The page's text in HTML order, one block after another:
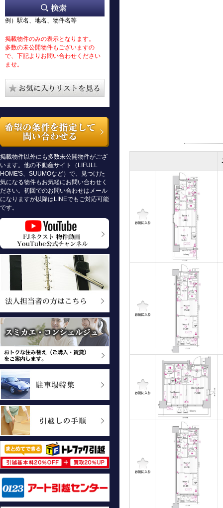
例）駅名、地名、物件名等
掲載物件のみの表示となります。
多数の未公開物件もございますの
で、下記よりお問い合わせください
ませ。
掲載物件以外にも多数未公開物件がござ
います。他の不動産サイト（LIFULL
HOME'S、SUUMOなど）で、見つけた
気になる物件もお気軽にお問い合わせく
ださい。初回でのお問い合わせはメール
になりますが以降はLINEでもご対応可能
です。